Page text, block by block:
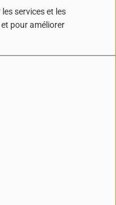
services et les
pour améliorer